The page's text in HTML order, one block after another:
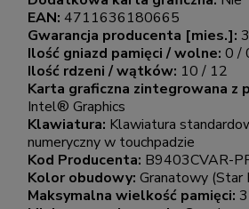
EAN: 4711636180665
Gwarancja producenta [mies.]:
Ilość gniazd pamięci / wolne: 0 /
Ilość rdzeni / wątków: 10 / 12
Karta graficzna zintegrowana z
Intel® Graphics
Klawiatura: Klawiatura
numeryczny w touchpadzie
Kod Producenta: B9403CVAR-
Kolor obudowy: Granatowy (Star
Maksymalna wielkość pamięci: